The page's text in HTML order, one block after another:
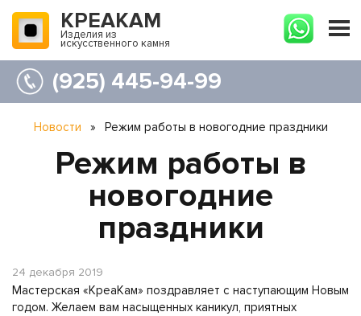
КРЕАКАМ
Изделия из
искусственного камня
(925) 445-94-99
Новости » Режим работы в новогодние праздники
Режим работы в
новогодние
праздники
24 декабря 2019
Мастерская «КреаКам» поздравляет с наступающим Новым
годом. Желаем вам насыщенных каникул, приятных